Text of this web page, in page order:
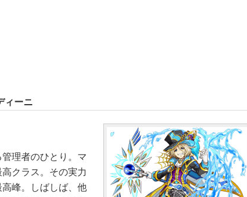
ィーニ
理者のひとり。マ
クラス。その実力
峰。しばしば、他